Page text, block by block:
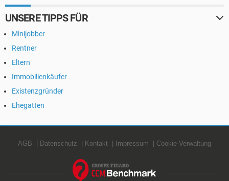
UNSERE TIPPS FÜR
Minijobber
Rentner
Eltern
Immobilienkäufer
Existenzgründer
Ehegatten
AGB Datenschutz Kontakt Impressum Cookie-Verwaltung